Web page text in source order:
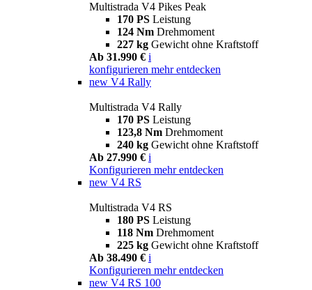
Multistrada V4 Pikes Peak
170 PS Leistung
124 Nm Drehmoment
227 kg Gewicht ohne Kraftstoff
Ab 31.990 € i
konfigurieren mehr entdecken
new V4 Rally
Multistrada V4 Rally
170 PS Leistung
123,8 Nm Drehmoment
240 kg Gewicht ohne Kraftstoff
Ab 27.990 € i
Konfigurieren mehr entdecken
new V4 RS
Multistrada V4 RS
180 PS Leistung
118 Nm Drehmoment
225 kg Gewicht ohne Kraftstoff
Ab 38.490 € i
Konfigurieren mehr entdecken
new V4 RS 100